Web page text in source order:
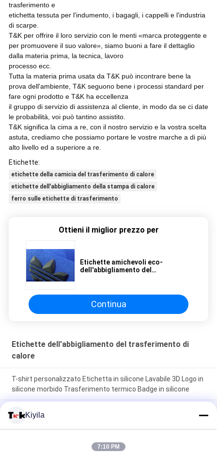
trasferimento e
etichetta tessuta per l'indumento, i bagagli, i cappelli e l'industria
di scarpe.
T&K per offrire il loro servizio con le menti «marca proteggente e
per promuovere il suo valore», siamo buoni a fare il dettaglio
dalla materia prima, la tecnica, lavoro
processo ecc.
Tutta la materia prima usata da T&K può incontrare bene la
prova dell'ambiente, T&K seguono bene i processi standard per
fare ogni prodotto e T&K ha eccellenza
il gruppo di servizio di assistenza al cliente, in modo da se ci date
le probabilità, voi può tantino assistito.
T&K significa la cima a re, con il nostro servizio e la vostra scelta
astuta, crediamo che possiamo portare le vostre marche a di più
alto livello ed a superiore a re.
Etichette:
etichette della camicia del trasferimento di calore
etichette dell'abbigliamento della stampa di calore
ferro sulle etichette di trasferimento
Ottieni il miglior prezzo per
Etichette amichevoli eco-
dell'abbigliamento del
Continua
Etichette dell'abbigliamento del trasferimento di
calore
T-shirt personalizzato Etichetta in silicone Lavabile 3D Logo in
silicone morbido Trasferimento termico Badge in silicone
Etichetta di silicone a iniezione di muffa personalizzata
Lavabile 3D Logo di silicone morbido Trasferimento termico
Badge di silicone
Kiyila
7:10 PM